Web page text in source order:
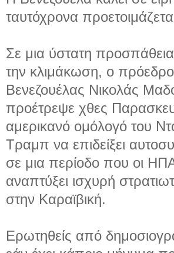
ταυτόχρονα
Σε μια ύστατη
την κλιμάκωση, ο
Βενεζουέλας Νικολάς
προέτρεψε χθες
αμερικανό ομόλογό του
Τραμπ να επιδείξει
σε μια περίοδο που οι
αναπτύξει ισχυρή
στην Καραϊβική.
Ερωτηθείς από